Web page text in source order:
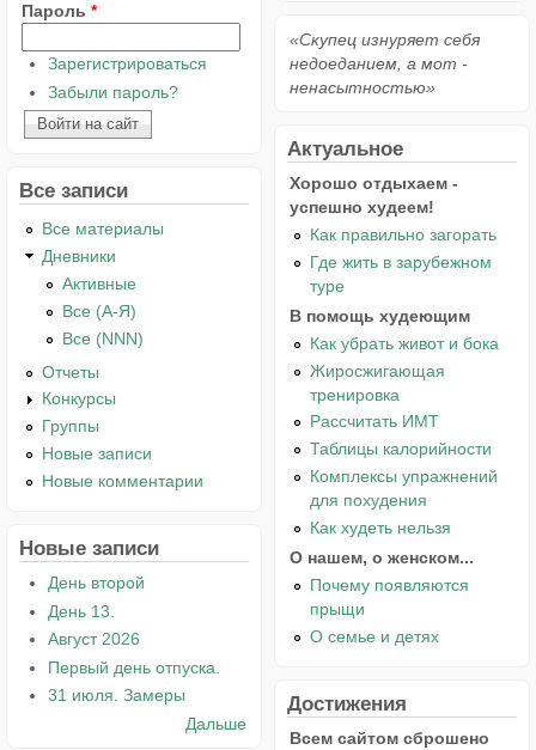
Пароль *
Зарегистрироваться
Забыли пароль?
Все записи
Все материалы
Дневники
Активные
Все (А-Я)
Все (NNN)
Отчеты
Конкурсы
Группы
Новые записи
Новые комментарии
Новые записи
День второй
День 13.
Август 2026
Первый день отпуска.
31 июля. Замеры
Дальше
«Скупец изнуряет себя
недоеданием, а мот -
ненасытностью»
Актуальное
Хорошо отдыхаем -
успешно худеем!
Как правильно загорать
Где жить в зарубежном
туре
В помощь худеющим
Как убрать живот и бока
Жиросжигающая
тренировка
Рассчитать ИМТ
Таблицы калорийности
Комплексы упражнений
для похудения
Как худеть нельзя
О нашем, о женском...
Почему появляются
прыщи
О семье и детях
Достижения
Всем сайтом сброшено